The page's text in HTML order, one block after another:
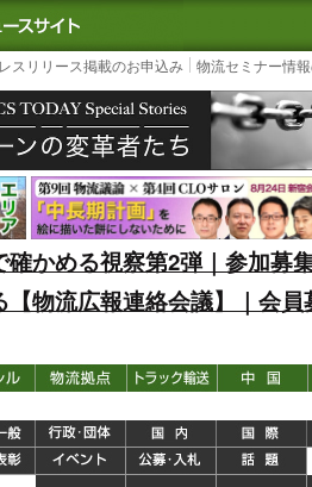
｜国内最大の物流ニュースサイト
3PL, SCMな
スリリース掲載のお申込み 物流セミナー情
かめる視察第2弾｜参加募
物流広報連絡会議】｜会員